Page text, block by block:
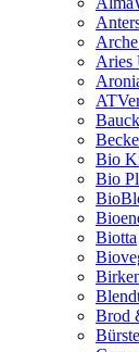
Aries
Bio
Bio
Biotta
Brod